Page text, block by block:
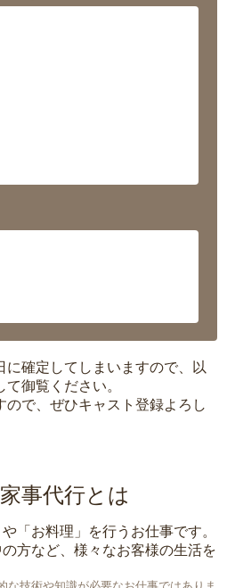
確定してしまいますので、以
御覧ください。
で、ぜひキャスト登録よろし
事代行とは
や「 お料理 」を行うお仕事です。
方など、様々なお客様の生活を